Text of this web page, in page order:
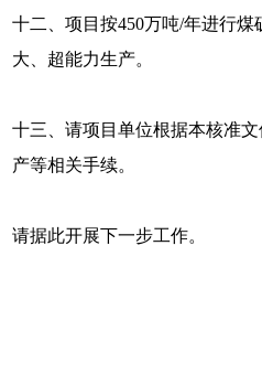
十二、项目按450万吨/年进行
大、超能力生产。
十三、请项目单位根据本核准
产等相关手续。
请据此开展下一步工作。